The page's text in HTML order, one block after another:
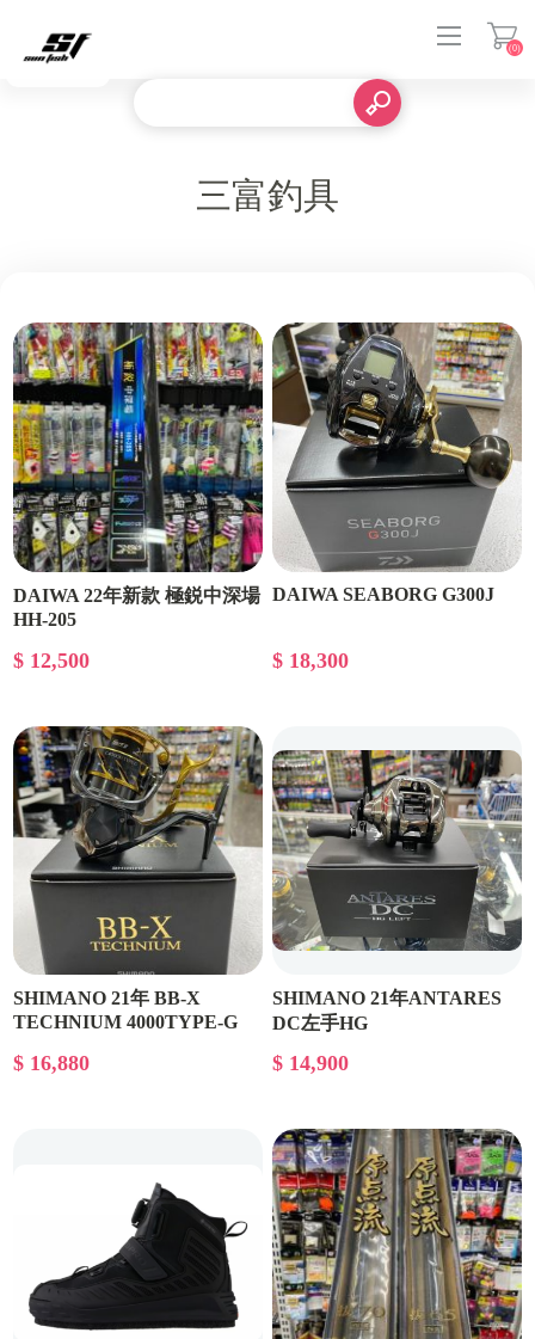
(0)
三富釣具
DAIWA 22年新款 極鋭中深場
HH-205
$ 12,500
DAIWA SEABORG G300J
$ 18,300
SHIMANO 21年 BB-X
TECHNIUM 4000TYPE-G
$ 16,880
SHIMANO 21年ANTARES
DC左手HG
$ 14,900